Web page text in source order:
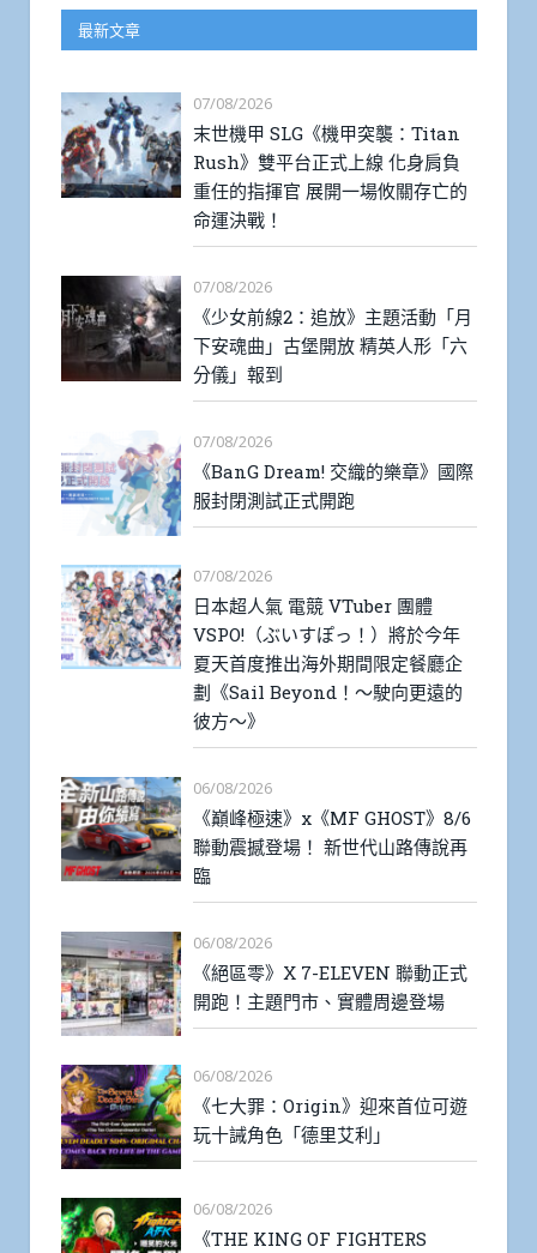
最新文章
07/08/2026
末世機甲 SLG《機甲突襲：Titan
Rush》雙平台正式上線 化身肩負
重任的指揮官 展開一場攸關存亡的
命運決戰！
07/08/2026
《少女前線2：追放》主題活動「月
下安魂曲」古堡開放 精英人形「六
分儀」報到
07/08/2026
《BanG Dream! 交織的樂章》國際
服封閉測試正式開跑
07/08/2026
日本超人氣 電競 VTuber 團體
VSPO!（ぶいすぽっ！）將於今年
夏天首度推出海外期間限定餐廳企
劃《Sail Beyond！～駛向更遠的
彼方～》
06/08/2026
《巔峰極速》x《MF GHOST》8/6
聯動震撼登場！ 新世代山路傳說再
臨
06/08/2026
《絕區零》X 7-ELEVEN 聯動正式
開跑！主題門市、實體周邊登場
06/08/2026
《七大罪：Origin》迎來首位可遊
玩十誡角色「德里艾利」
06/08/2026
《THE KING OF FIGHTERS